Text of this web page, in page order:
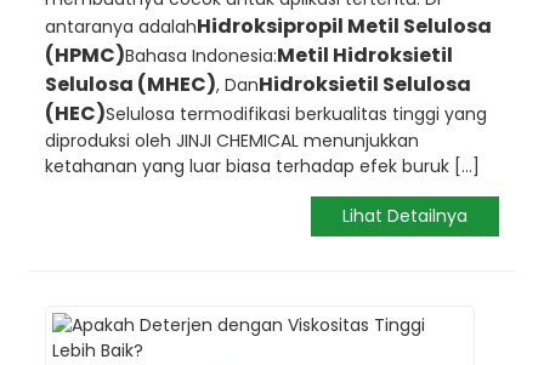
antaranya adalahHidroksipropil Metil Selulosa
(HPMC)Bahasa Indonesia:Metil Hidroksietil
Selulosa (MHEC), DanHidroksietil Selulosa
(HEC)Selulosa termodifikasi berkualitas tinggi yang
diproduksi oleh JINJI CHEMICAL menunjukkan
ketahanan yang luar biasa terhadap efek buruk [...]
Lihat Detailnya